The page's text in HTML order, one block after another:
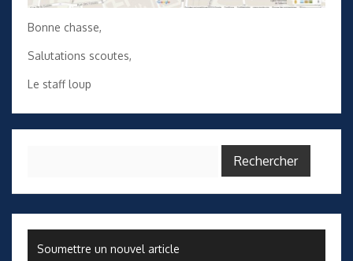
Bonne chasse,
Salutations scoutes,
Le staff loup
Soumettre un nouvel article